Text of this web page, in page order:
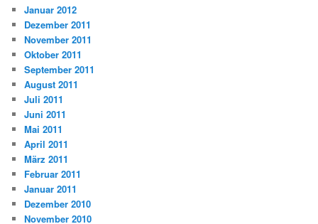
Januar 2012
Dezember 2011
November 2011
Oktober 2011
September 2011
August 2011
Juli 2011
Juni 2011
Mai 2011
April 2011
März 2011
Februar 2011
Januar 2011
Dezember 2010
November 2010